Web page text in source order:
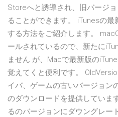
Storeへと誘導され、旧バージ
ることができます。 iTunesの
する方法をご紹介します。
ールされているので、新たに
ません が、Macで最新版の
覚えてくと便利です。
イバ、ゲームの古いバージョン
のダウンロードを提供していま
るのバージョンにダウングレー